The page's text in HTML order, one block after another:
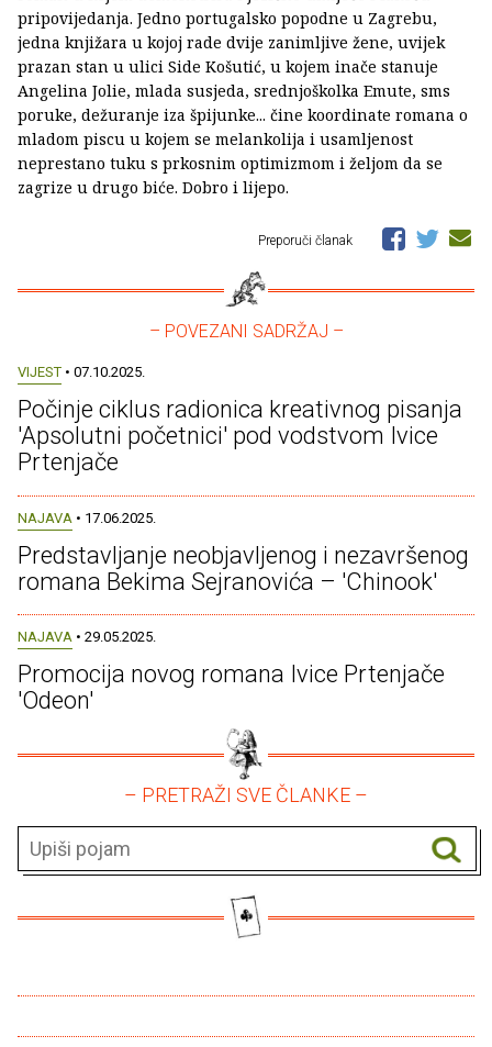
pripovijedanja. Jedno portugalsko popodne u Zagrebu,
jedna knjižara u kojoj rade dvije zanimljive žene, uvijek
prazan stan u ulici Side Košutić, u kojem inače stanuje
Angelina Jolie, mlada susjeda, srednjoškolka Emute, sms
poruke, dežuranje iza špijunke... čine koordinate romana o
mladom piscu u kojem se melankolija i usamljenost
neprestano tuku s prkosnim optimizmom i željom da se
zagrize u drugo biće. Dobro i lijepo.
Preporuči članak
– POVEZANI SADRŽAJ –
VIJEST • 07.10.2025.
Počinje ciklus radionica kreativnog pisanja
'Apsolutni početnici' pod vodstvom Ivice
Prtenjače
NAJAVA • 17.06.2025.
Predstavljanje neobjavljenog i nezavršenog
romana Bekima Sejranovića – 'Chinook'
NAJAVA • 29.05.2025.
Promocija novog romana Ivice Prtenjače
'Odeon'
– PRETRAŽI SVE ČLANKE –